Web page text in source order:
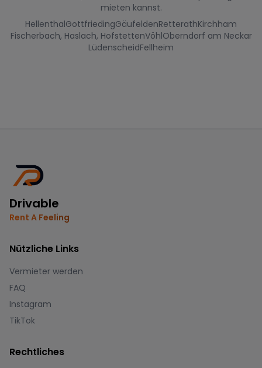
mieten kannst.
HellenthalGottfriedingGäufeldenRetterathKirchham
Fischerbach, Haslach, HofstettenVöhlOberndorf am Neckar
LüdenscheidFellheim
Drivable
Rent A Feeling
Nützliche Links
Vermieter werden
FAQ
Instagram
TikTok
Rechtliches